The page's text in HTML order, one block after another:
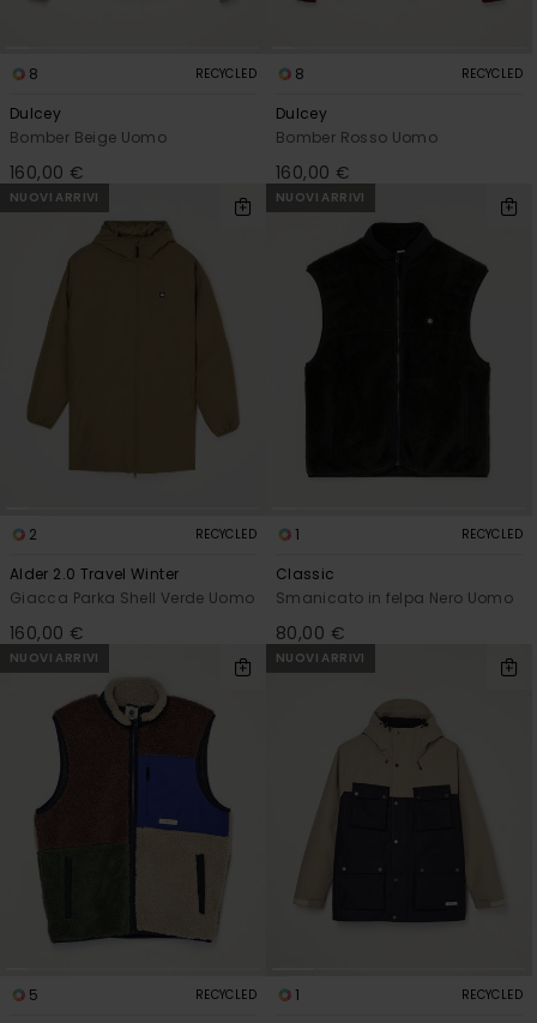
8 RECYCLED
Dulcey
Bomber Beige Uomo
160,00 €
8 RECYCLED
Dulcey
Bomber Rosso Uomo
160,00 €
NUOVI ARRIVI
2 RECYCLED
Alder 2.0 Travel Winter
Giacca Parka Shell Verde Uomo
160,00 €
NUOVI ARRIVI
1 RECYCLED
Classic
Smanicato in felpa Nero Uomo
80,00 €
NUOVI ARRIVI
5 RECYCLED
NUOVI ARRIVI
1 RECYCLED